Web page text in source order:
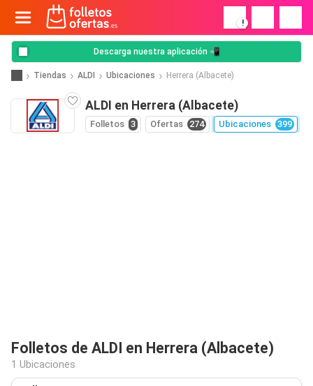
!
Descarga nuestra aplicación 📲
Tiendas ALDI Ubicaciones Herrera (Albacete)
ALDI en Herrera (Albacete)
Folletos 3 Ofertas 274 Ubicaciones 399
Folletos de ALDI en Herrera (Albacete)
1 Ubicaciones